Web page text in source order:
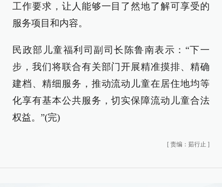
工作要求，让人能够一目了然地了解可享受的
服务项目和内容。
民政部儿童福利司副司长陈鲁南表示：“下一
步，我们将联合有关部门开展精准摸排、精确
建档、精细服务，推动流动儿童在居住地均等
化享有基本公共服务，切实保障流动儿童合法
权益。”(完)
[ 责编：茹行止 ]